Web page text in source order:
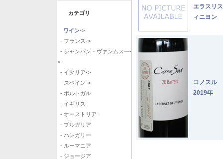
カテゴリ
ワイン->
- フランス->
- シャンパン・ヴァンムスー-
>
- イタリア->
- スペイン->
- ポルトガル
- イギリス
- オーストリア
- ブルガリア
- ハンガリー
- ルーマニア
- ジョージア
エラスリ
ィニヨン
コノスル
2019年